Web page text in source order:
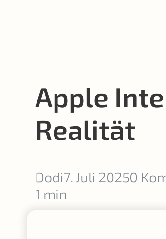
Apple
Realität
Dodi7. Juli 20250
1 min